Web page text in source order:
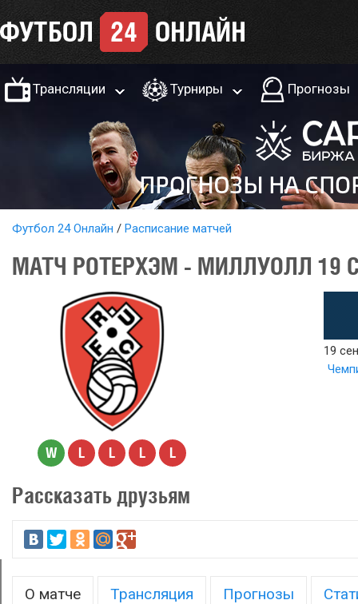
Трансляции Турниры Прогнозы
Футбол 24 Онлайн Расписание матчей
МАТЧ РОТЕРХЭМ - МИЛЛУОЛЛ 19
W L L L L
19
Рассказать друзьям
О матче Трансляция Прогнозы